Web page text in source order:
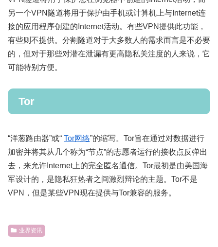
另一个VPN隧道将用于保护由手机或计算机上与Internet连
接的应用程序创建的Internet活动。有些VPN提供此功能，
有些则不提供。分割隧道对于大多数人的需求而言是不必要
的，但对于那些对潜在泄漏有更高隐私关注度的人来说，它
可能特别方便。
Tor
“洋葱路由器”或“ Tor网络”的缩写。Tor旨在通过对数据进行
加密并将其从几个称为“节点”的志愿者运行的接收点反弹出
去，来允许Internet上的完全匿名通信。Tor最初是由美国海
军设计的，是隐私狂热者之间激烈辩论的主题。Tor不是
VPN，但是某些VPN现在提供与Tor兼容的服务。
业界资讯